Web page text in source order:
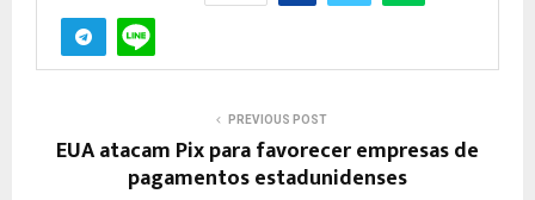
PREVIOUS POST
EUA atacam Pix para favorecer empresas de
pagamentos estadunidenses